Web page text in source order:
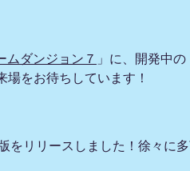
ムダンジョン７ 」に、開発中
をお待ちしています！
をリリースしました！徐々に